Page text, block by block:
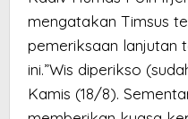
mengatakan Timsus
pemeriksaan lanjutan
ini.”Wis diperikso
Kamis (18/8).